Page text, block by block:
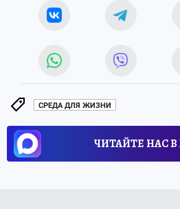
СРЕДА ДЛЯ ЖИЗНИ
ЧИТАЙТЕ НАС